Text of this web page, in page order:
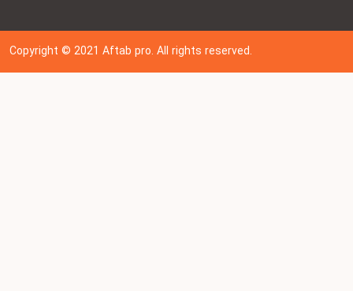
Copyright © 202 1Aftab pro. All rights reserved.